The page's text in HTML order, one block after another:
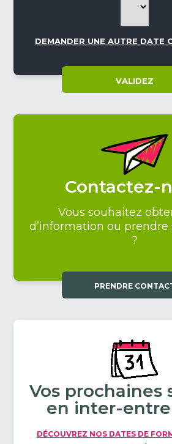
DEMANDER UNE AUTRE DATE
VALIDEZ
Contactez-
Vous souhaitez
d’information ou prendre
?
PRENDRE
Vos prochaines
en inter-
DÉCOUVREZ NOS DATES DE